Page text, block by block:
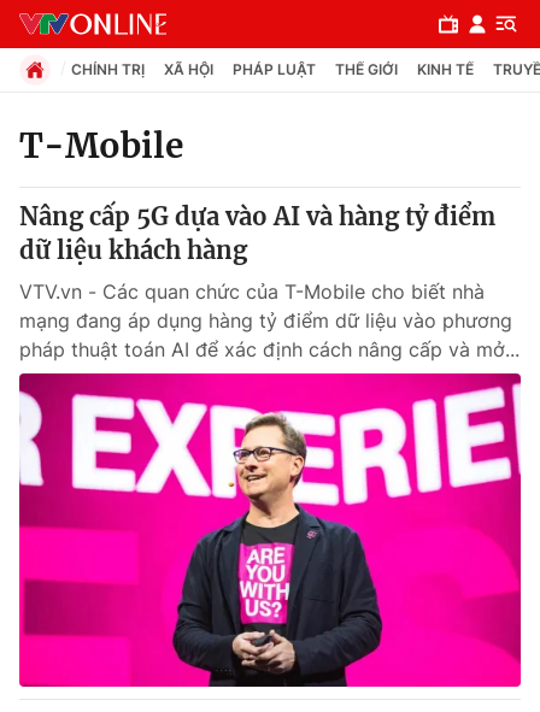
Chuyên mục
Chính trị
Xã hội
Pháp luật
Y tế
Thế giới
Câu chuyện quốc tế
Kinh tế
Tài chính
Thị trường
Dữ liệu và đời sống
CHÍNH TRỊ XÃ HỘI PHÁP LUẬT THẾ GIỚI KINH TẾ
T-Mobile
Nâng cấp 5G dựa vào AI và hàng tỷ điểm
dữ liệu khách hàng
VTV.vn - Các quan chức của T-Mobile cho biết nhà
mạng đang áp dụng hàng tỷ điểm dữ liệu vào phương
pháp thuật toán AI để xác định cách nâng cấp và mở...